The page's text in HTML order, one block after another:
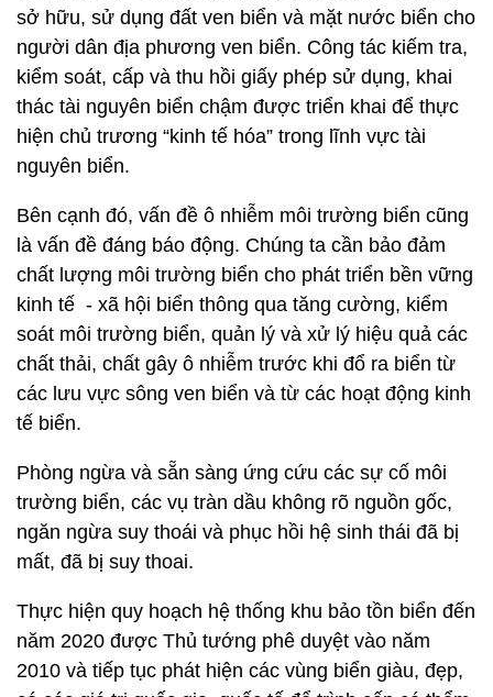
sở hữu, sử dụng đất ven biển và mặt nước biển cho
người dân địa phương ven biển. Công tác kiếm tra,
kiểm soát, cấp và thu hồi giấy phép sử dụng, khai
thác tài nguyên biển chậm được triển khai để thực
hiện chủ trương “kinh tế hóa” trong lĩnh vực tài
nguyên biển.
Bên cạnh đó, vấn đề ô nhiễm môi trường biển cũng
là vấn đề đáng báo động. Chúng ta cần bảo đảm
chất lượng môi trường biển cho phát triển bền vững
kinh tế - xã hội biển thông qua tăng cường, kiểm
soát môi trường biển, quản lý và xử lý hiệu quả các
chất thải, chất gây ô nhiễm trước khi đổ ra biển từ
các lưu vực sông ven biển và từ các hoạt động kinh
tế biển.
Phòng ngừa và sẵn sàng ứng cứu các sự cố môi
trường biển, các vụ tràn dầu không rõ nguồn gốc,
ngăn ngừa suy thoái và phục hồi hệ sinh thái đã bị
mất, đã bị suy thoai.
Thực hiện quy hoạch hệ thống khu bảo tồn biển đến
năm 2020 được Thủ tướng phê duyệt vào năm
2010 và tiếp tục phát hiện các vùng biển giàu, đẹp,